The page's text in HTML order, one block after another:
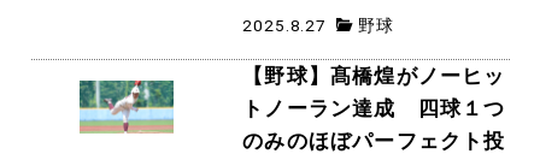
2025.8.27 野球
【野球】髙橋煌がノーヒッ
トノーラン達成 四球１つ
のみのほぼパーフェクト投